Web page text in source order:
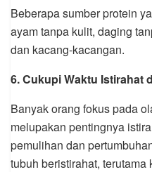
Beberapa sumber protein
ayam tanpa kulit, daging
dan kacang-kacangan.
6. Cukupi Waktu Istirahat
Banyak orang fokus pada
melupakan pentingnya
pemulihan dan
tubuh beristirahat, terutama